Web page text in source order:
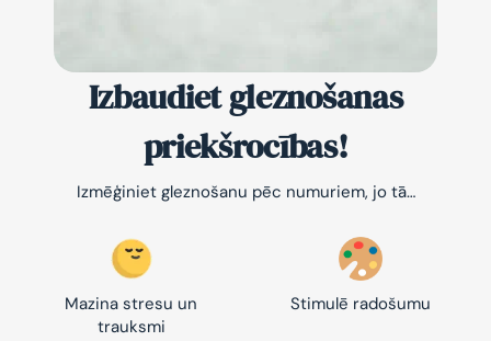
Izbaudiet gleznošanas
priekšrocības!
Izmēģiniet gleznošanu pēc numuriem, jo tā…
Mazina stresu un
trauksmi
Stimulē radošumu